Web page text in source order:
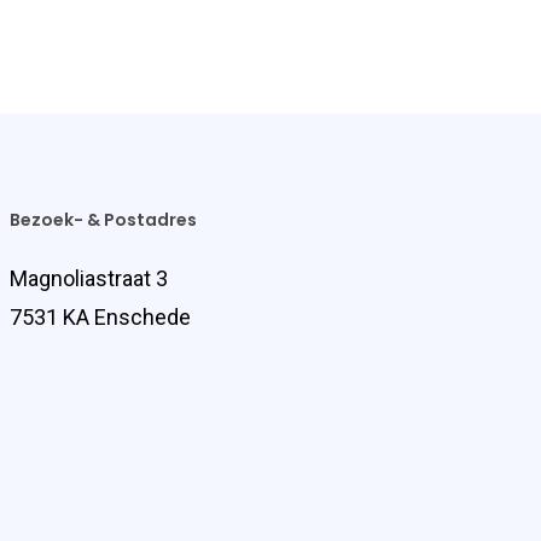
Bezoek- & Postadres
Magnoliastraat 3
7531 KA Enschede